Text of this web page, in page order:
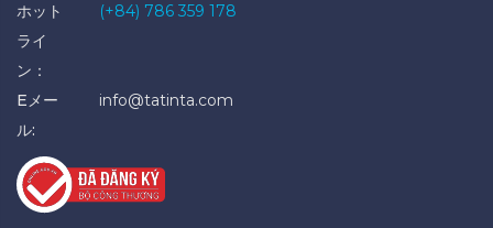
ホット
ライ
ン：
(+84) 786 359 178
Eメー
ル:
info@tatinta.com